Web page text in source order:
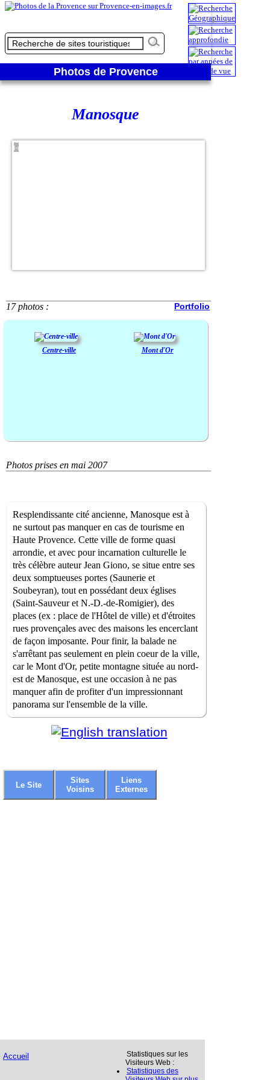
Photos de Provence
Manosque
direction
sud-est
17 photos : Portfolio
Centre-ville Mont d'Or
Photos prises en mai 2007
Resplendissante cité ancienne, Manosque est à
ne surtout pas manquer en cas de tourisme en
Haute Provence. Cette ville de forme quasi
arrondie, et avec pour incarnation culturelle le
très célèbre auteur Jean Giono, se situe entre ses
deux somptueuses portes (Saunerie et
Soubeyran), tout en possédant deux églises
(Saint-Sauveur et N.-D.-de-Romigier), des
places (ex : place de l'Hôtel de ville) et d'étroites
rues provençales avec des maisons les encerclant
de façon imposante. Pour finir, la balade ne
s'arrêtant pas seulement en plein coeur de la ville,
car le Mont d'Or, petite montagne située au nord-
est de Manosque, est une occasion à ne pas
manquer afin de profiter d'un impressionnant
panorama sur l'ensemble de la ville.
Le Site
Sites
Voisins
Liens
Externes
Accueil
Statistiques sur les
Visiteurs Web :
Statistiques des